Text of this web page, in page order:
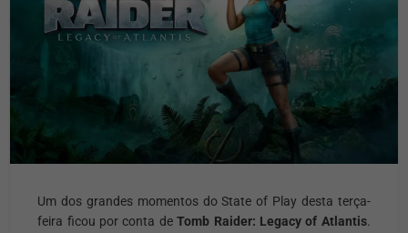
Um dos grandes momentos do State of Play desta terça-
feira ficou por conta deTomb Raider: Legacy of Atlantis.